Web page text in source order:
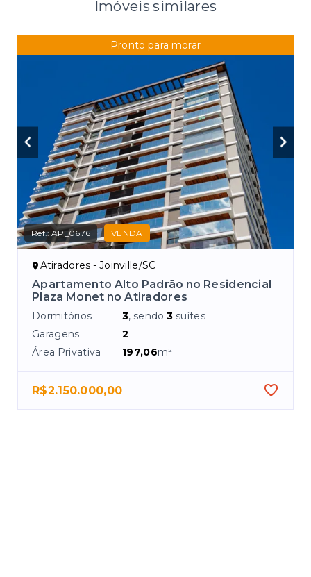
Imóveis similares
Pronto para morar
Ref.:AP_0676 VENDA
Atiradores - Joinville/SC
Apartamento Alto Padrão no Residencial
Plaza Monet no Atiradores
Dormitórios 3, sendo3 suítes
Garagens
2
Área Privativa
197,06m²
R$2.150.000,00